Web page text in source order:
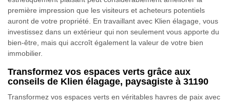
première impression que les visiteurs et acheteurs potentiels
auront de votre propriété. En travaillant avec Klien élagage, vous
investissez dans un extérieur qui non seulement vous apporte du
bien-être, mais qui accroît également la valeur de votre bien
immobilier.
Transformez vos espaces verts grâce aux
conseils de Klien élagage, paysagiste à 31190
Transformez vos espaces verts en véritables havres de paix avec